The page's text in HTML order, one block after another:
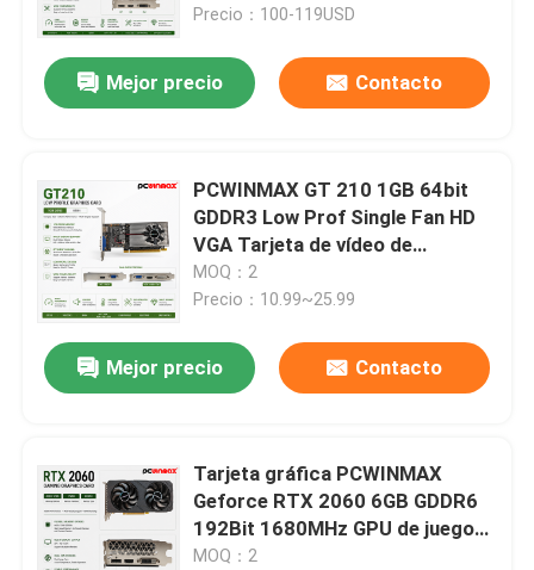
escritorio
Precio：100-119USD
Mejor precio Contacto
PCWINMAX GT 210 1GB 64bit
GDDR3 Low Prof Single Fan HD
VGA Tarjeta de vídeo de
escritorio original PCI Express
2.0x16 GPU
MOQ：2
Precio：10.99~25.99
Mejor precio Contacto
Tarjeta gráfica PCWINMAX
Geforce RTX 2060 6GB GDDR6
192Bit 1680MHz GPU de juego
de doble ventilador con HD / DP /
MOQ：2